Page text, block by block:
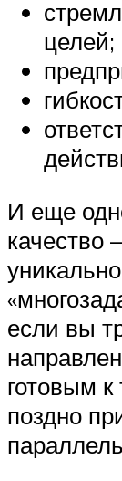
целей;
И еще
качество
если вы
готовым
поздно